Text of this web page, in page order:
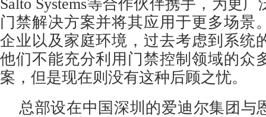
Salto Systems等合作伙伴携手，为更
门禁解决方案并将其应用于更多场景
企业以及家庭环境，过去考虑到系统
他们不能充分利用门禁控制领域的众
案，但是现在则没有这种后顾之忧。
总部设在中国深圳的爱迪尔集团与